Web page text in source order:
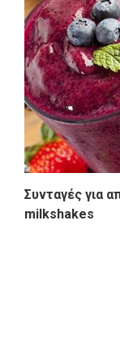
Συνταγές για
milkshakes